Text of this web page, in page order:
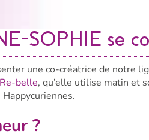
SOPHIE se
une co-créatrice de notre
belle, qu’elle utilise matin et
?